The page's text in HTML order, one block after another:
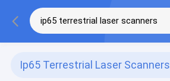
Ip65 Terrestrial Laser Scanners